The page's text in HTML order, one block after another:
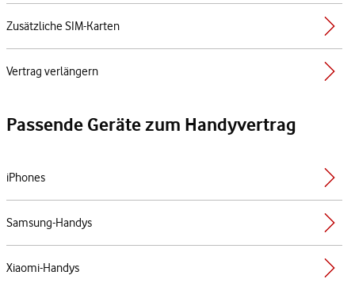
Zusätzliche SIM-Karten
Vertrag verlängern
Passende Geräte zum Handyvertrag
iPhones
Samsung-Handys
Xiaomi-Handys